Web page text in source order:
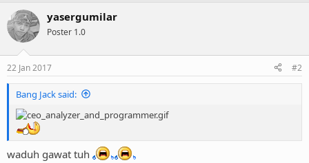
yasergumilar
Poster 1.0
22 Jan 2017 #2
Bang Jack said:
waduh gawat tuh